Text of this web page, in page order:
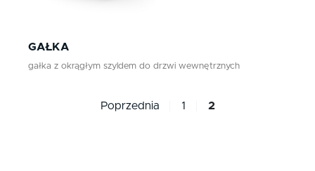
GAŁKA
gałka z okrągłym szyldem do drzwi wewnętrznych
Poprzednia 1 2